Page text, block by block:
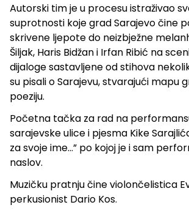
Autorski tim je u procesu istraživao
suprotnosti koje grad Sarajevo čine
skrivene ljepote do neizbježne
Šiljak, Haris Bidžan i Irfan Ribić na
dijaloge sastavljene od stihova
su pisali o Sarajevu, stvarajući mapu
poeziju.
Početna tačka za rad na
sarajevske ulice i pjesma Kike
za svoje ime…” po kojoj je i sam
naslov.
Muzičku pratnju čine violončelistica
perkusionist Dario Kos.